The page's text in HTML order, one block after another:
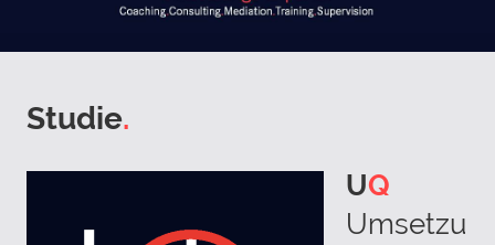
Studie.
UQ
Umsetzu